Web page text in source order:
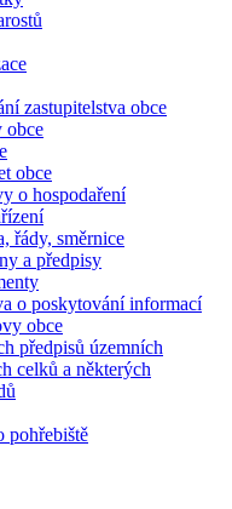
zastupitelstva obce
obce
obce
o hospodaření
řády, směrnice
a předpisy
o poskytování informací
obce
předpisů územních
celků a některých
pohřebiště